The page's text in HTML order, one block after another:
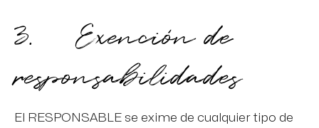
3. Exención de
responsabilidades
El RESPONSABLE se exime de cualquier tipo de